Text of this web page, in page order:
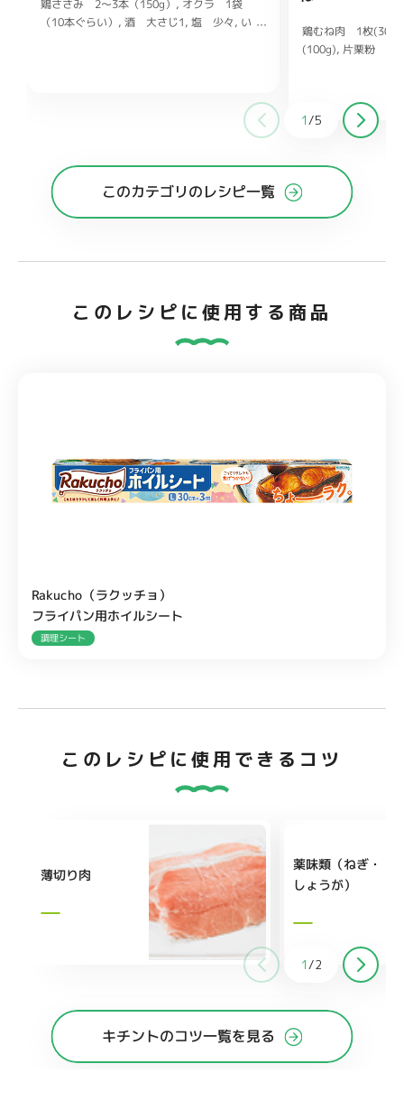
鶏ささみ 2〜3本（150g） オクラ 1袋
（10本ぐらい） 酒 大さじ1 塩 少々 い
鶏むね肉 1枚
(100g) 片栗粉 大
酒 大さじ
糖 大さじ1 オイ
1/5
このカテゴリのレシピ一覧
このレシピに使用する商品
Rakucho（ラクッチョ）
フライパン用ホイルシート
調理シート
このレシピに使用できるコツ
薄切り肉
薬味類（ねぎ・
しょうが）
1/2
キチントのコツ一覧を見る